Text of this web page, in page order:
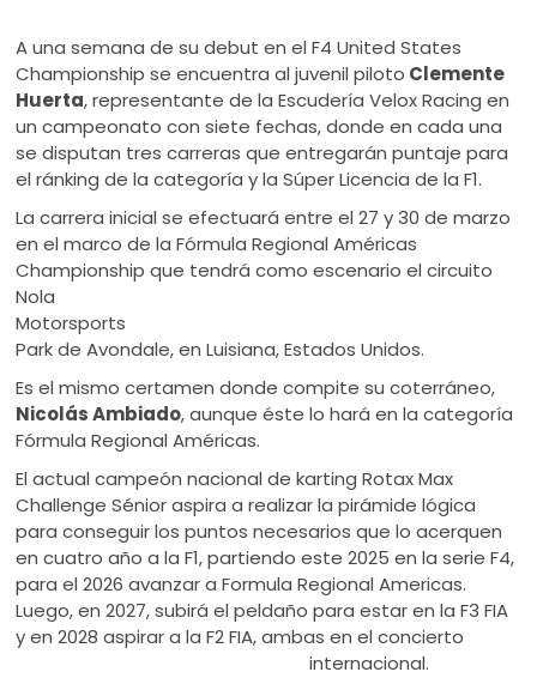
A una semana de su debut en el F4 United States
Championship se encuentra al juvenil piloto Clemente
Huerta, representante de la Escudería Velox Racing en
un campeonato con siete fechas, donde en cada una
se disputan tres carreras que entregarán puntaje para
el ránking de la categoría y la Súper Licencia de la F1.
La carrera inicial se efectuará entre el 27 y 30 de marzo
en el marco de la Fórmula Regional Américas
Championship que tendrá como escenario el circuito
Nola
Motorsports
Park de Avondale, en Luisiana, Estados Unidos.
Es el mismo certamen donde compite su coterráneo,
Nicolás Ambiado, aunque éste lo hará en la categoría
Fórmula Regional Américas.
El actual campeón nacional de karting Rotax Max
Challenge Sénior aspira a realizar la pirámide lógica
para conseguir los puntos necesarios que lo acerquen
en cuatro año a la F1, partiendo este 2025 en la serie F4,
para el 2026 avanzar a Formula Regional Americas.
Luego, en 2027, subirá el peldaño para estar en la F3 FIA
y en 2028 aspirar a la F2 FIA, ambas en el concierto
internacional.